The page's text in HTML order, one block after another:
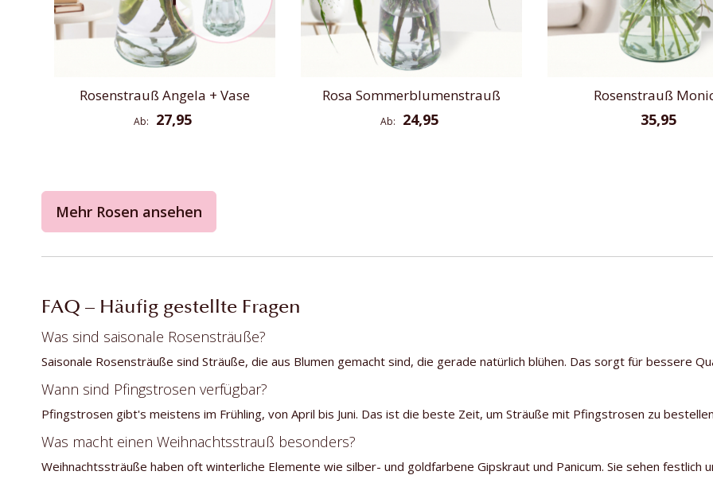
Rosenstrauß Angela + Vase
Ab 27,95
Rosa Sommerblumenstrauß
Ab 24,95
Rosenstrauß
35,95
Mehr Rosen ansehen
FAQ – Häufig gestellte Fragen
Was sind saisonale Rosensträuße?
Saisonale Rosensträuße sind Sträuße, die aus Blumen gemacht sind, die gerade natürlich blühen. Das sorgt für bessere
Wann sind Pfingstrosen verfügbar?
Pfingstrosen gibt's meistens im Frühling, von April bis Juni. Das ist die beste Zeit, um Sträuße mit Pfingstrosen zu
Was macht einen Weihnachtsstrauß besonders?
Weihnachtssträuße haben oft winterliche Elemente wie silber- und goldfarbene Gipskraut und Panicum. Sie sehen festlich